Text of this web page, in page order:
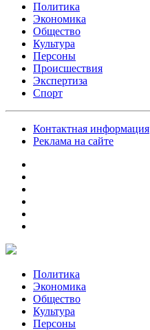
Политика
Экономика
Общество
Культура
Персоны
Происшествия
Экспертиза
Спорт
Контактная информация
Реклама на сайте
Политика
Экономика
Общество
Культура
Персоны